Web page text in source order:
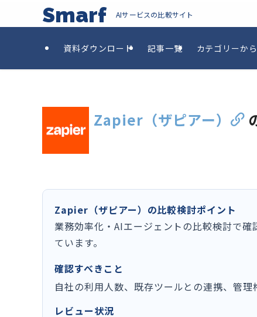
Smarf AIサービスの比較サイト
資料ダウンロード 記事一覧 カテゴリーか
Zapier（ザピアー）
Zapier（ザピアー）の比較検討ポイント
業務効率化・AIエージェントの比較検討で
ています。
確認すべきこと
自社の利用人数、既存ツールとの連携、管
レビュー状況